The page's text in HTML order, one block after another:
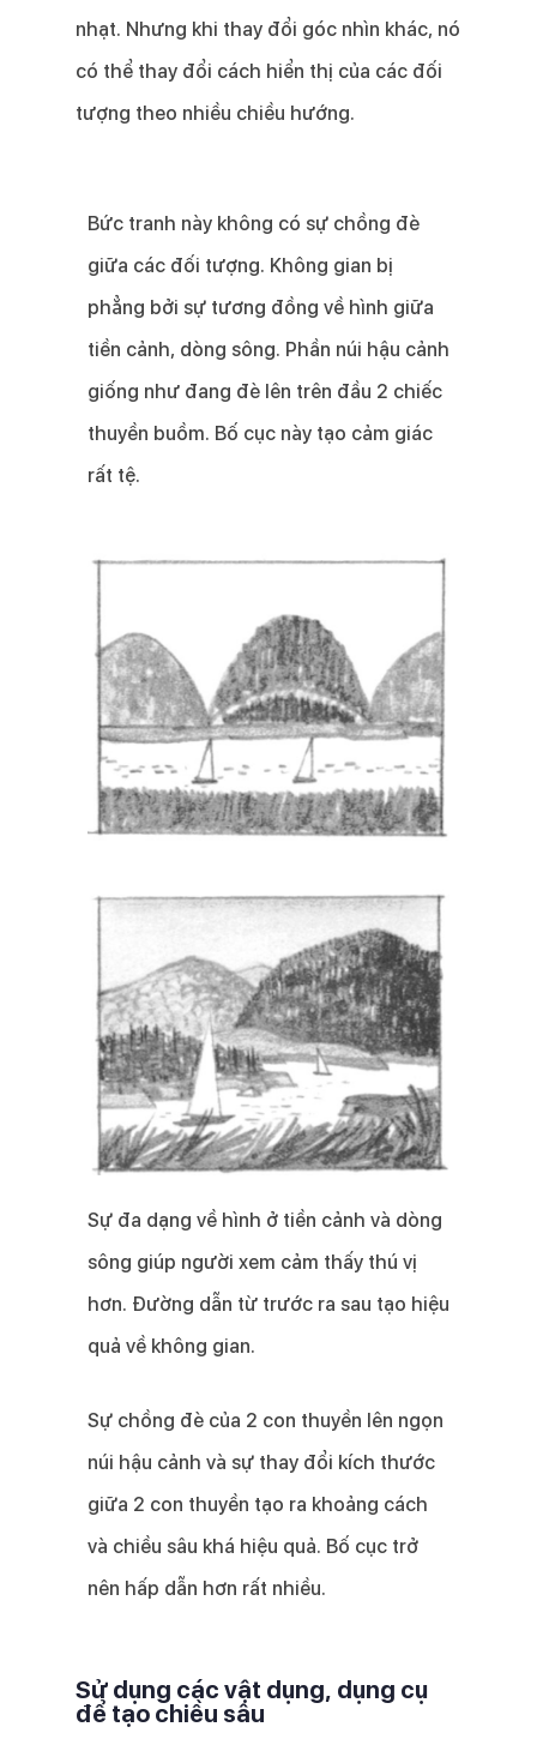
nhạt. Nhưng khi thay đổi góc nhìn khác, nó
có thể thay đổi cách hiển thị của các đối
tượng theo nhiều chiều hướng.
Bức tranh này không có sự chồng đè
giữa các đối tượng. Không gian bị
phẳng bởi sự tương đồng về hình giữa
tiền cảnh, dòng sông. Phần núi hậu cảnh
giống như đang đè lên trên đầu 2 chiếc
thuyền buồm. Bố cục này tạo cảm giác
rất tệ.
Sự đa dạng về hình ở tiền cảnh và dòng
sông giúp người xem cảm thấy thú vị
hơn. Đường dẫn từ trước ra sau tạo hiệu
quả về không gian.
Sự chồng đè của 2 con thuyền lên ngọn
núi hậu cảnh và sự thay đổi kích thước
giữa 2 con thuyền tạo ra khoảng cách
và chiều sâu khá hiệu quả. Bố cục trở
nên hấp dẫn hơn rất nhiều.
Sử dụng các vật dụng, dụng cụ
để tạo chiều sâu